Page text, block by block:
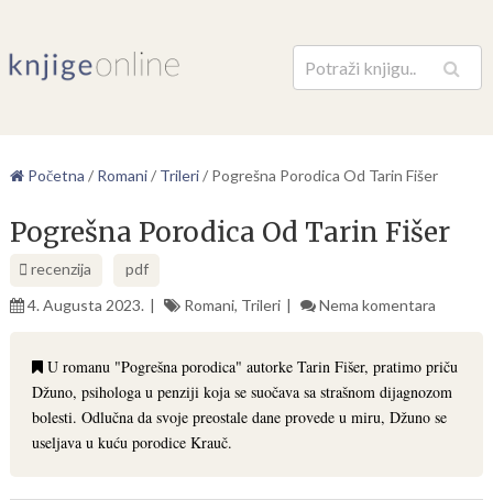
Pretraga
Početna / Romani/ Trileri/ Pogrešna Porodica Od Tarin Fišer
Pogrešna Porodica Od Tarin Fišer
recenzija
pdf
4. Augusta 2023.
Romani, Trileri Nema komentara
U romanu "Pogrešna porodica" autorke Tarin Fišer, pratimo priču
Džuno, psihologa u penziji koja se suočava sa strašnom dijagnozom
bolesti. Odlučna da svoje preostale dane provede u miru, Džuno se
useljava u kuću porodice Krauč.